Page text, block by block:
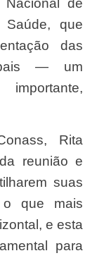
Saúde, que
das
— um
reunião e
suas
o que mais
e esta
para